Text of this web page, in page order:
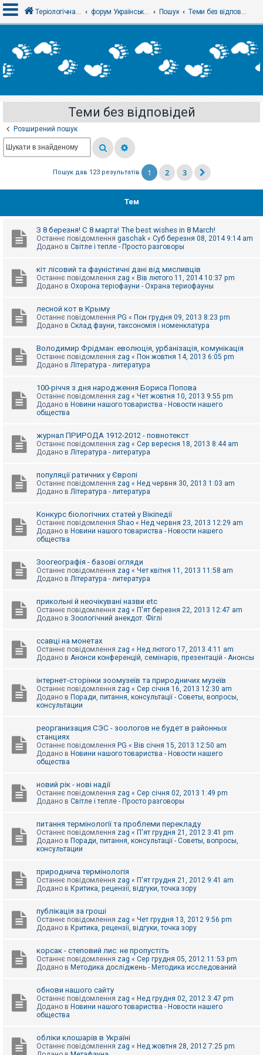
х
і
е
с
т
р
я
е
и
з
е
и
е
ш
к
м
г
Теріологічна школа форум Українського теріологічного товариства Пошук Теми без відповідей
Теми без відповідей
Розширений пошук
Пошук дав 123 результатів 1 2 3
Тем
З 8 березня! С 8 марта! The best wishes in 8 March!
Останнє повідомлення gaschak « Суб березня 08, 2014 9:14 am
Додано в Світле і тепле - Просто разговоры
кіт лісовий та фауністичні дані від мисливців
Останнє повідомлення zag « Вів лютого 11, 2014 10:37 pm
Додано в Охорона теріофауни - Охрана териофауны
лесной кот в Крыму
Останнє повідомлення PG « Пон грудня 09, 2013 8:23 pm
Додано в Склад фауни, таксономія і номенклатура
Володимир Фрідман: еволюція, урбанізація, комунікація
Останнє повідомлення zag « Пон жовтня 14, 2013 6:05 pm
Додано в Література - литература
100-річчя з дня народження Бориса Попова
Останнє повідомлення zag « Чет жовтня 10, 2013 9:55 pm
Додано в Новини нашого товариства - Новости нашего
общества
журнал ПРИРОДА 1912-2012 - повнотекст
Останнє повідомлення zag « Сер вересня 18, 2013 8:44 am
Додано в Література - литература
популяції ратичних у Європі
Останнє повідомлення zag « Нед червня 30, 2013 1:03 am
Додано в Література - литература
Конкурс біологічних статей у Вікіпедії
Останнє повідомлення Shao « Нед червня 23, 2013 12:29 am
Додано в Новини нашого товариства - Новости нашего
общества
Зоогеографія - базові огляди
Останнє повідомлення zag « Чет квітня 11, 2013 11:58 am
Додано в Література - литература
прикольні й неочікувані назви etc
Останнє повідомлення zag « П'ят березня 22, 2013 12:47 am
Додано в Зоологічний анекдот. Фіглі
ссавці на монетах
Останнє повідомлення zag « Нед лютого 17, 2013 4:11 am
Додано в Анонси конференцій, семінарів, презентацій - Анонсы
інтернет-сторінки зоомузеїв та природничих музеїв
Останнє повідомлення zag « Сер січня 16, 2013 12:30 am
Додано в Поради, питання, консультації - Советы, вопросы,
консультации
реорганизация СЭС - зоологов не будет в районных
станциях
Останнє повідомлення PG « Вів січня 15, 2013 12:50 am
Додано в Новини нашого товариства - Новости нашего
общества
новий рік - нові надії
Останнє повідомлення zag « Сер січня 02, 2013 1:49 pm
Додано в Світле і тепле - Просто разговоры
питання термінології та проблеми перекладу
Останнє повідомлення zag « П'ят грудня 21, 2012 3:41 pm
Додано в Поради, питання, консультації - Советы, вопросы,
консультации
природнича термінологія
Останнє повідомлення zag « П'ят грудня 21, 2012 9:41 am
Додано в Критика, рецензії, відгуки, точка зору
публікація за гроші
Останнє повідомлення zag « Чет грудня 13, 2012 9:56 pm
Додано в Критика, рецензії, відгуки, точка зору
корсак - степовий лис: не пропустіть
Останнє повідомлення zag « Сер грудня 05, 2012 11:53 pm
Додано в Методика досліджень - Методика исследований
обнови нашого сайту
Останнє повідомлення zag « Нед грудня 02, 2012 3:47 pm
Додано в Новини нашого товариства - Новости нашего
общества
обліки клошарів в Україні
Останнє повідомлення zag « Нед жовтня 28, 2012 7:25 pm